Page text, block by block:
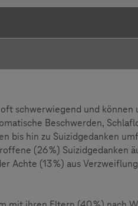
schwerwiegend und können
Beschwerden,
bis hin zu Suizidgedanken
(26 %) Suizidgedanken
Achte (13 %) aus